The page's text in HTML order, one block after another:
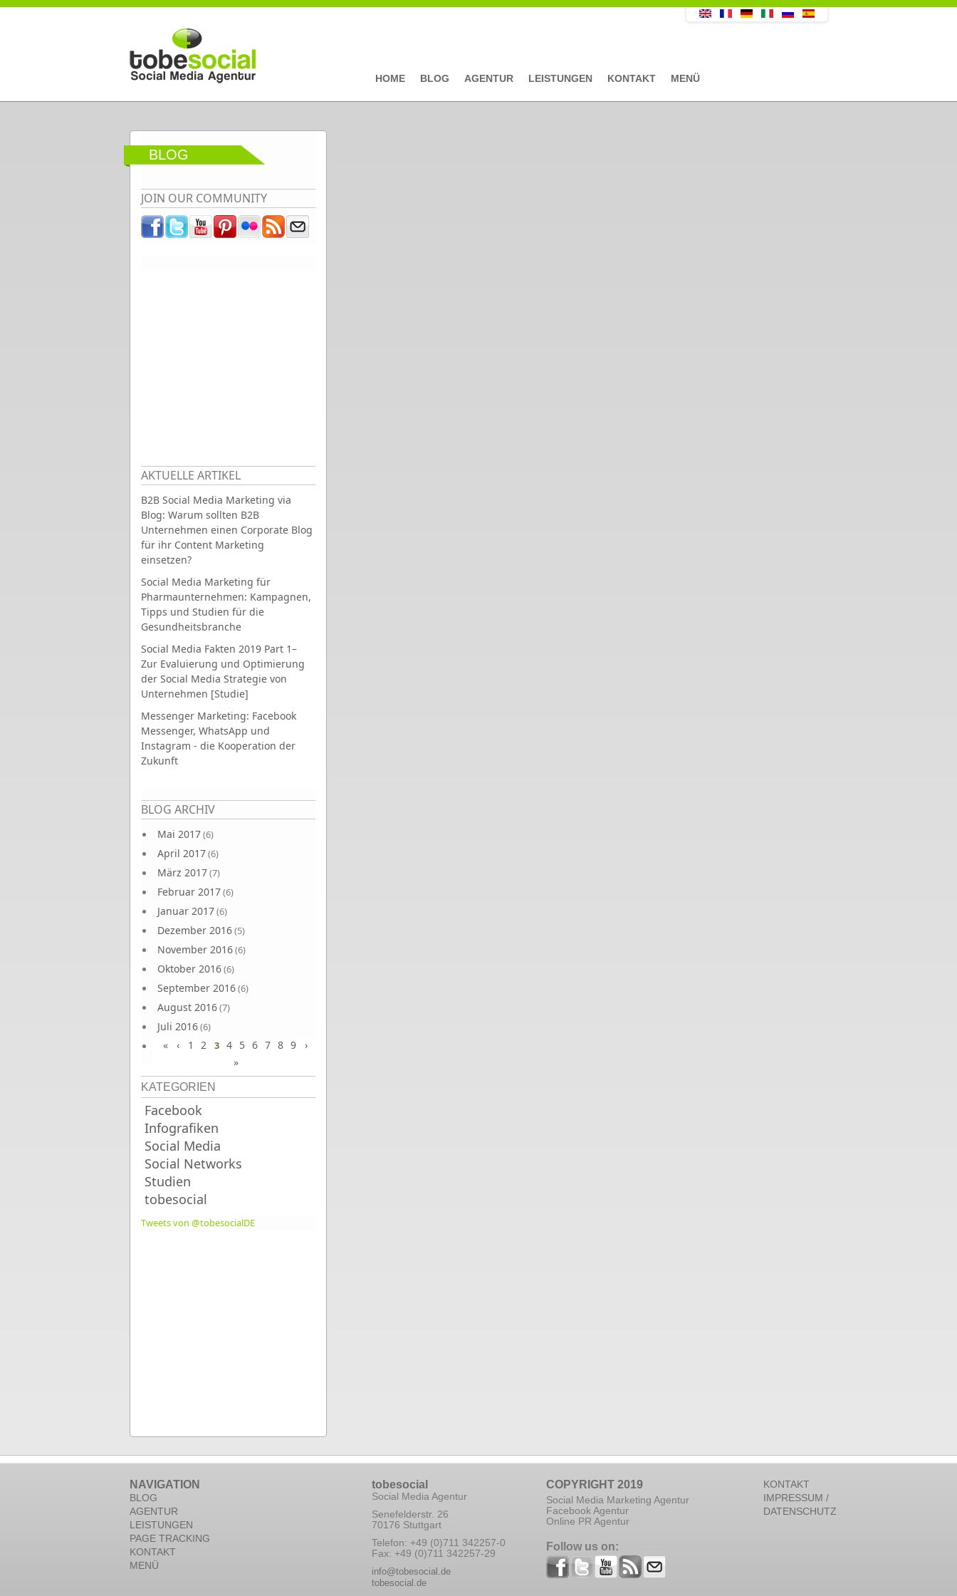
Direkt zum Inhalt
HOME BLOG AGENTUR LEISTUNGEN KONTAKT MENÜ
BLOG
JOIN OUR COMMUNITY
AKTUELLE ARTIKEL
B2B Social Media Marketing via
Blog: Warum sollten B2B
Unternehmen einen Corporate Blog
für ihr Content Marketing
einsetzen?
Social Media Marketing für
Pharmaunternehmen: Kampagnen,
Tipps und Studien für die
Gesundheitsbranche
Social Media Fakten 2019 Part 1–
Zur Evaluierung und Optimierung
der Social Media Strategie von
Unternehmen [Studie]
Messenger Marketing: Facebook
Messenger, WhatsApp und
Instagram - die Kooperation der
Zukunft
BLOG ARCHIV
Mai 2017(6)
April 2017(6)
März 2017(7)
Februar 2017(6)
Januar 2017(6)
Dezember 2016(5)
November 2016(6)
Oktober 2016(6)
September 2016(6)
August 2016(7)
Juli 2016(6)
Juni 2016(7)
Seiten
« ‹ 1 2 3 4 5 6 7 8 9
›
»
KATEGORIEN
Facebook
Infografiken
Social Media
Social Networks
Studien
tobesocial
Tweets von @tobesocialDE
NAVIGATION
BLOG
AGENTUR
LEISTUNGEN
PAGE TRACKING
KONTAKT
MENÜ
tobesocial
Social Media Agentur
Senefelderstr. 26
70176 Stuttgart
Telefon: +49 (0)711 342257-0
Fax: +49 (0)711 342257-29
info@tobesocial.de
tobesocial.de
COPYRIGHT 2019
Social Media Marketing Agentur
Facebook Agentur
Online PR Agentur
Follow us on:
KONTAKT
IMPRESSUM /
DATENSCHUTZ